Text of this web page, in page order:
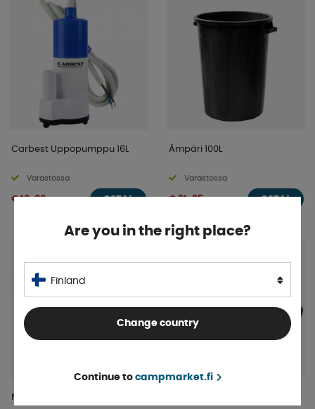
Carbest Uppopumppu 16L
Varastossa
€ 16 .06 OSTA!
Ämpäri 100L
Varastossa
€ 31 .85 OSTA!
Novo Vesihana Musta/Kromi
Are you in the right place?
Finland
Change country
Continue to campmarket.fi